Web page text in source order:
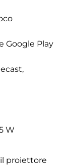
Google Play
W
proiettore